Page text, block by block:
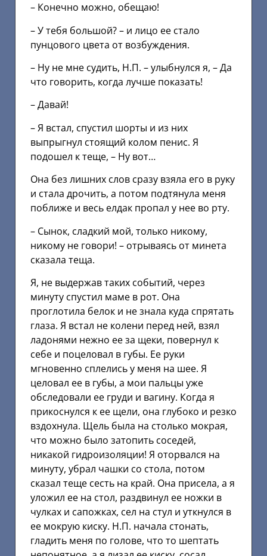
– Конечно можно, обещаю!
– У тебя большой? – и лицо ее стало
пунцового цвета от возбуждения.
– Ну не мне судить, Н.П. – улыбнулся я, – Да
что говорить, когда лучше показать!
– Давай!
– Я встал, спустил шорты и из них
выпрыгнул стоящий колом пенис. Я
подошел к теще, – Ну вот…
Она без лишних слов сразу взяла его в руку
и стала дрочить, а потом подтянула меня
поближе и весь елдак пропал у нее во рту.
– Сынок, сладкий мой, только никому,
никому не говори! – отрываясь от минета
сказала теща.
Я, не выдержав таких событий, через
минуту спустил маме в рот. Она
проглотила белок и не знала куда спрятать
глаза. Я встал не колени перед ней, взял
ладонями нежно ее за щеки, повернул к
себе и поцеловал в губы. Ее руки
мгновенно сплелись у меня на шее. Я
целовал ее в губы, а мои пальцы уже
обследовали ее груди и вагину. Когда я
прикоснулся к ее щели, она глубоко и резко
вздохнула. Щель была на столько мокрая,
что можно было затопить соседей,
никакой гидроизоляции! Я оторвался на
минуту, убрал чашки со стола, потом
сказал теще сесть на край. Она присела, а я
уложил ее на стол, раздвинул ее ножки в
чулках и сапожках, сел на стул и уткнулся в
ее мокрую киску. Н.П. начала стонать,
гладить меня по голове, что то шептать